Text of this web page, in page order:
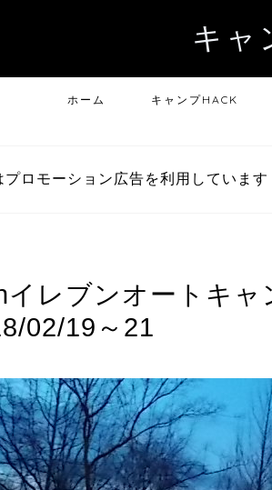
キャ
ホーム キャンプHACK
ロモーション広告を利用しています
イレブンオートキャ
02/19～21